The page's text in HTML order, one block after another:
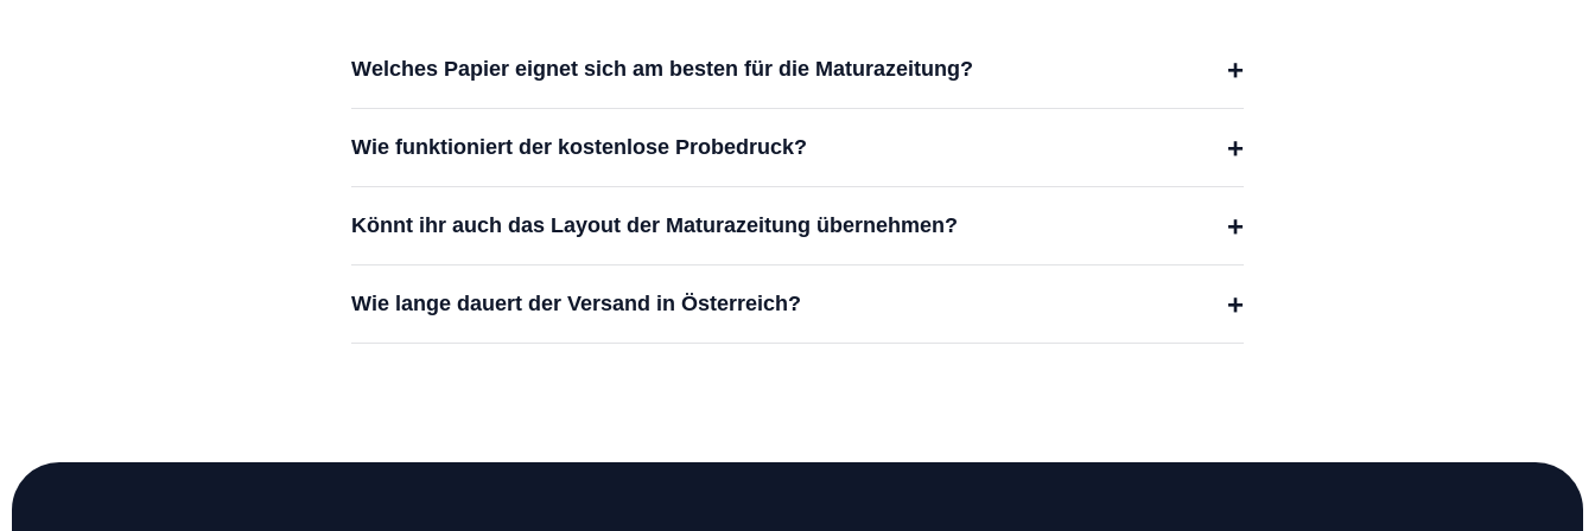
Welches Papier eignet sich am besten für die Maturazeitung?
Wie funktioniert der kostenlose Probedruck?
Könnt ihr auch das Layout der Maturazeitung übernehmen?
Wie lange dauert der Versand in Österreich?